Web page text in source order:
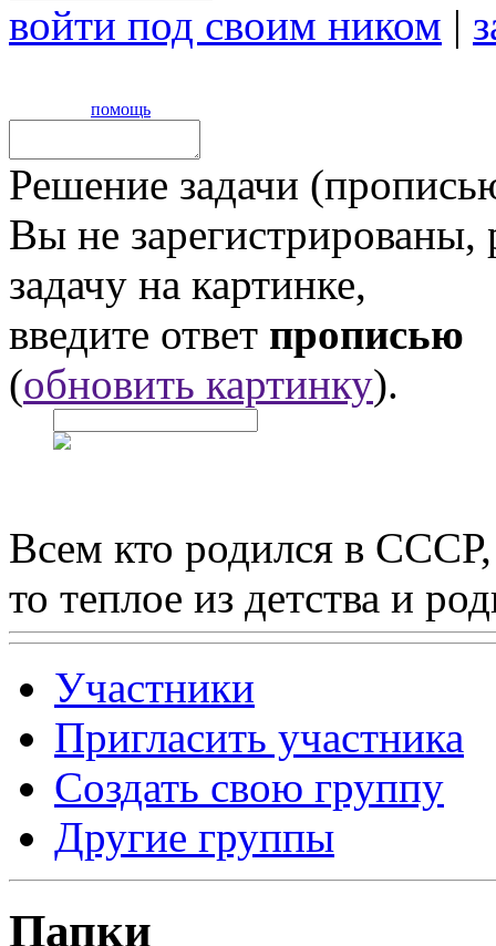
войти под своим ником |
помощь
Решение задачи
Вы не
задачу на картинке,
введите ответ прописью
(обновить картинку).
Всем кто родился в
то теплое из детства и
Участники
Пригласить участника
Создать свою группу
Другие группы
Папки